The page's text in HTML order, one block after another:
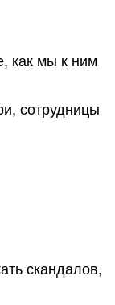
как мы к ним
сотрудницы
скандалов,